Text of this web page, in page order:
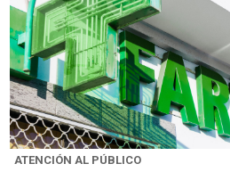
ATENCIÓN AL PÚBLICO